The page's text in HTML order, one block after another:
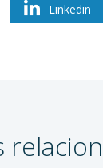
Linkedin